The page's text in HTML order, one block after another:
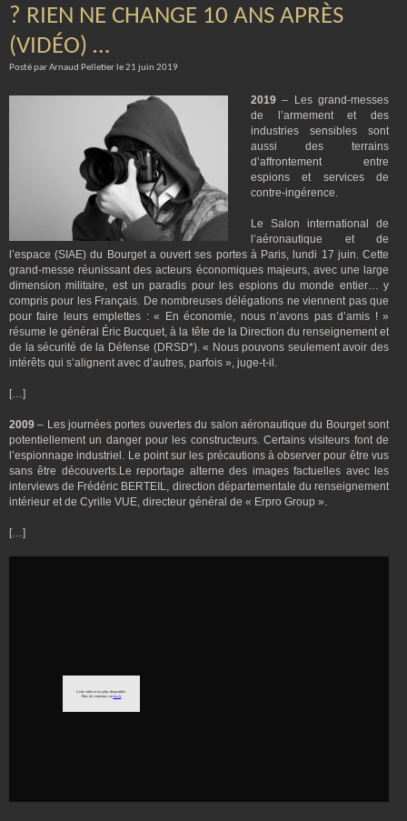
? RIEN NE CHANGE 10 ANS APRÈS
(VIDÉO) …
Posté par Arnaud Pelletier le 21 juin 2019
2019 – Les grand-messes
de l’armement et des
industries sensibles sont
aussi des terrains
d’affrontement entre
espions et services de
contre-ingérence.
Le Salon international de
l’aéronautique et de
l’espace (SIAE) du Bourget a ouvert ses portes à Paris, lundi 17 juin. Cette
grand-messe réunissant des acteurs économiques majeurs, avec une large
dimension militaire, est un paradis pour les espions du monde entier… y
compris pour les Français. De nombreuses délégations ne viennent pas que
pour faire leurs emplettes : « En économie, nous n’avons pas d’amis ! »
résume le général Éric Bucquet, à la tête de la Direction du renseignement et
de la sécurité de la Défense (DRSD*). « Nous pouvons seulement avoir des
intérêts qui s’alignent avec d’autres, parfois », juge-t-il.
[…]
2009 – Les journées portes ouvertes du salon aéronautique du Bourget sont
potentiellement un danger pour les constructeurs. Certains visiteurs font de
l’espionnage industriel. Le point sur les précautions à observer pour être vus
sans être découverts.Le reportage alterne des images factuelles avec les
interviews de Frédéric BERTEIL, direction départementale du renseignement
intérieur et de Cyrille VUE, directeur général de « Erpro Group ».
[…]